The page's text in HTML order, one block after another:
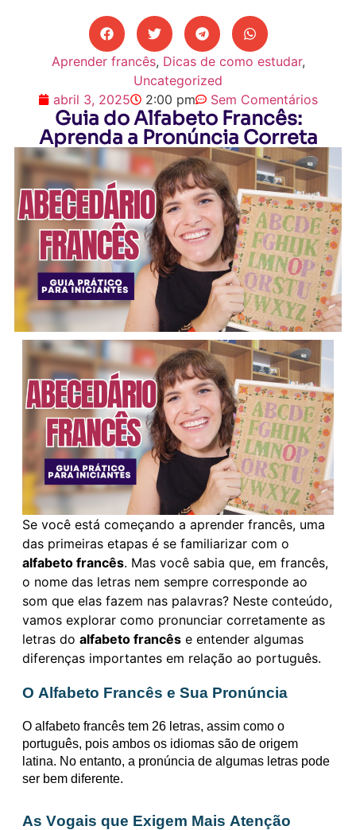
Aprender francês, Dicas de como estudar,
Uncategorized
abril 3, 2025
2:00 pm Sem Comentários
Guia do Alfabeto Francês:
Aprenda a Pronúncia Correta
Se você está começando a aprender francês, uma
das primeiras etapas é se familiarizar com o
alfabeto francês. Mas você sabia que, em francês,
o nome das letras nem sempre corresponde ao
som que elas fazem nas palavras? Neste conteúdo,
vamos explorar como pronunciar corretamente as
letras do alfabeto francês e entender algumas
diferenças importantes em relação ao português.
O Alfabeto Francês e Sua Pronúncia
O alfabeto francês tem 26 letras, assim como o
português, pois ambos os idiomas são de origem
latina. No entanto, a pronúncia de algumas letras pode
ser bem diferente.
As Vogais que Exigem Mais Atenção